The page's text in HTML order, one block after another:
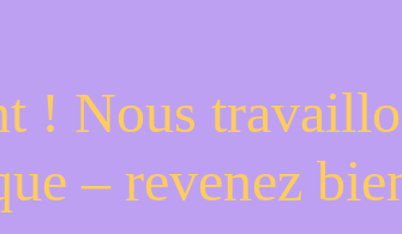
! Nous
– revenez